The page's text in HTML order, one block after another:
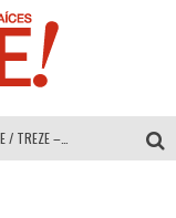
MULTIOFICINAS / AMOBLARE / TREZE – Especial Interiorismo & Decoración 2026